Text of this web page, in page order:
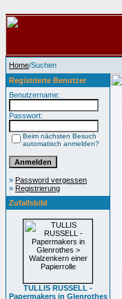
Home/Suchen
Registrierte Benutzer
Benutzername:
Passwort:
Beim nächsten Besuch
automatisch anmelden?
» Password vergessen
» Registrierung
Zufallsbild
TULLIS RUSSELL -
Papermakers in Glenrothes